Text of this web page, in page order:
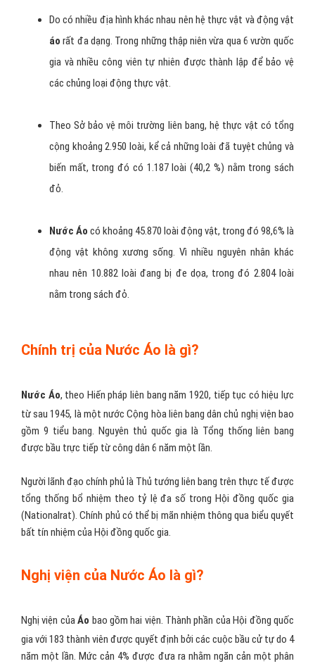
Do có nhiều địa hình khác nhau nên hệ thực vật và động vật
áo rất đa dạng. Trong những thập niên vừa qua 6 vườn quốc
gia và nhiều công viên tự nhiên được thành lập để bảo vệ
các chủng loại động thực vật.
Theo Sở bảo vệ môi trường liên bang, hệ thực vật có tổng
cộng khoảng 2.950 loài, kể cả những loài đã tuyệt chủng và
biến mất, trong đó có 1.187 loài (40,2 %) nằm trong sách
đỏ.
Nước Áo có khoảng 45.870 loài động vật, trong đó 98,6% là
động vật không xương sống. Vì nhiều nguyên nhân khác
nhau nên 10.882 loài đang bị đe dọa, trong đó 2.804 loài
nằm trong sách đỏ.
Chính trị của Nước Áo là gì?
Nước Áo, theo Hiến pháp liên bang năm 1920, tiếp tục có hiệu lực
từ sau 1945, là một nước Cộng hòa liên bang dân chủ nghị viện bao
gồm 9 tiểu bang. Nguyên thủ quốc gia là Tổng thống liên bang
được bầu trực tiếp từ công dân 6 năm một lần.
Người lãnh đạo chính phủ là Thủ tướng liên bang trên thực tế được
tổng thống bổ nhiệm theo tỷ lệ đa số trong Hội đồng quốc gia
(Nationalrat). Chính phủ có thể bị mãn nhiệm thông qua biểu quyết
bất tín nhiệm của Hội đồng quốc gia.
Nghị viện của Nước Áo là gì?
Nghị viện củaÁo bao gồm hai viện. Thành phần của Hội đồng quốc
gia với 183 thành viên được quyết định bởi các cuộc bầu cử tự do 4
năm một lần. Mức cản 4% được đưa ra nhằm ngăn cản một phân